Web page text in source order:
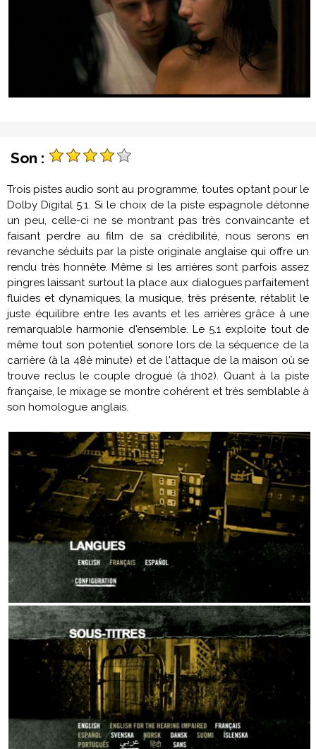
Son :
Trois pistes audio sont au programme, toutes optant pour le
Dolby Digital 5.1. Si le choix de la piste espagnole détonne
un peu, celle-ci ne se montrant pas très convaincante et
faisant perdre au film de sa crédibilité, nous serons en
revanche séduits par la piste originale anglaise qui offre un
rendu très honnête. Même si les arrières sont parfois assez
pingres laissant surtout la place aux dialogues parfaitement
fluides et dynamiques, la musique, très présente, rétablit le
juste équilibre entre les avants et les arrières grâce à une
remarquable harmonie d'ensemble. Le 5.1 exploite tout de
même tout son potentiel sonore lors de la séquence de la
carrière (à la 48è minute) et de l'attaque de la maison où se
trouve reclus le couple drogué (à 1h02). Quant à la piste
française, le mixage se montre cohérent et très semblable à
son homologue anglais.